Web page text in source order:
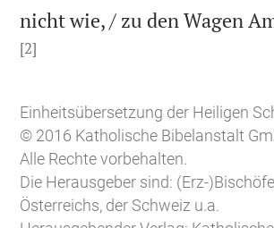
nicht wie, / zu den Wagen
[2]
Einheitsübersetzung der Heiligen
© 2016 Katholische Bibelanstalt
Alle Rechte vorbehalten.
Die Herausgeber sind: (Erz-
Österreichs, der Schweiz u.a.